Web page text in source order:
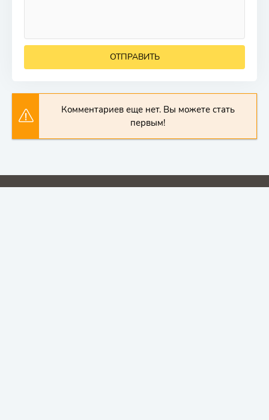
ОТПРАВИТЬ
Комментариев еще нет. Вы можете стать
первым!